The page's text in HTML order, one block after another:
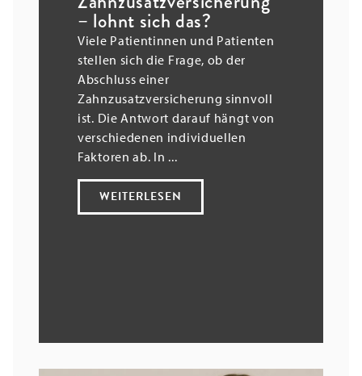
– lohnt sich das?
Viele Patientinnen und Patienten
stellen sich die Frage, ob der
Abschluss einer
Zahnzusatzversicherung sinnvoll
ist. Die Antwort darauf hängt von
verschiedenen individuellen
Faktoren ab. In ...
WEITERLESEN